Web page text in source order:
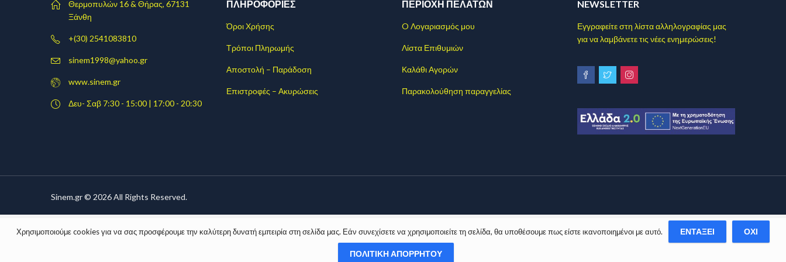
Θερμοπυλών 16 & Θήρας, 67131
Ξάνθη
+(30) 2541083810
sinem1998@yahoo.gr
www.sinem.gr
Δευ- Σαβ 7:30 - 15:00 | 17:00 - 20:30
ΠΛΗΡΟΦΟΡΊΕΣ
Όροι Χρήσης
Τρόποι Πληρωμής
Αποστολή – Παράδοση
Επιστροφές – Ακυρώσεις
ΠΕΡΙΟΧΗ ΠΕΛΑΤΩΝ
O Λογαριασμός μου
Λίστα Επιθυμιών
Καλάθι Αγορών
Παρακολούθηση παραγγελίας
NEWSLETTER
Εγγραφείτε στη λίστα αλληλογραφίας μας
για να λαμβάνετε τις νέες ενημερώσεις!
Sinem.gr © 2026 All Rights Reserved.
Χρησιμοποιούμε cookies για να σας προσφέρουμε την καλύτερη δυνατή εμπειρία στη σελίδα μας. Εάν συνεχίσετε να χρησιμοποιείτε τη σελίδα, θα υποθέσουμε πως είστε ικανοποιημένοι με αυτό. ΕΝΤΆΞΕΙ ΌΧΙ
ΠΟΛΙΤΙΚΉ ΑΠΟΡΡΉΤΟΥ